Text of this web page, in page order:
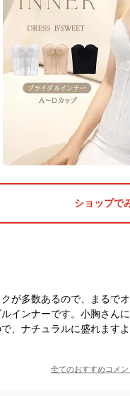
ショップで
が多数あるので、まるで
インナーです。小胸さん
、ナチュラルに盛れます
全てのおすすめコメン